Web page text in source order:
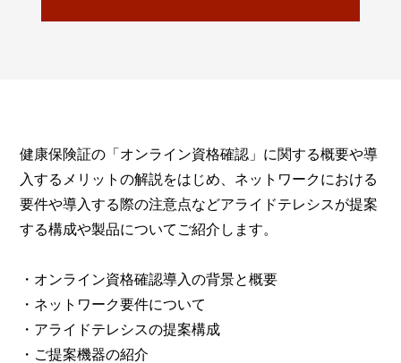
健康保険証の「オンライン資格確認」に関する概要や導
入するメリットの解説をはじめ、ネットワークにおける
要件や導入する際の注意点などアライドテレシスが提案
する構成や製品についてご紹介します。
・オンライン資格確認導入の背景と概要
・ネットワーク要件について
・アライドテレシスの提案構成
・ご提案機器の紹介